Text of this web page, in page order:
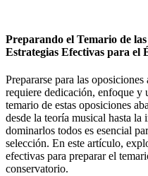
Preparando el Temario de
Estrategias Efectivas para el
Prepararse para las
requiere dedicación, enfoque
temario de estas oposiciones
desde la teoría musical hasta
dominarlos todos es esencial
selección. En este artículo,
efectivas para preparar el
conservatorio.